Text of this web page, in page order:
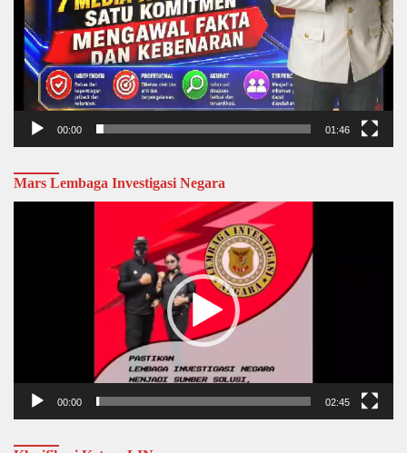
00:00 01:46
Mars Lembaga Investigasi Negara
00:00 02:45